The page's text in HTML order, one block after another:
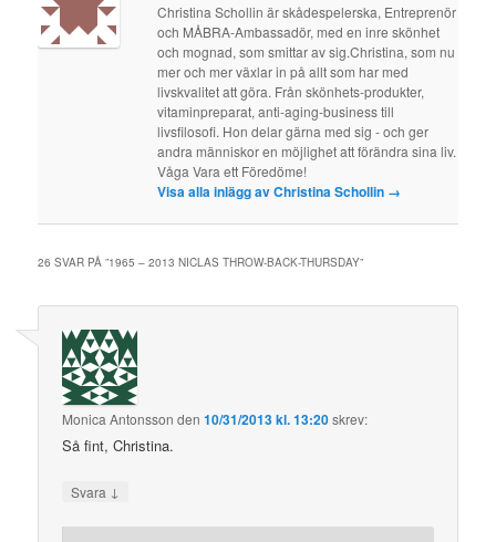
Christina Schollin är skådespelerska, Entreprenör
och MÅBRA-Ambassadör, med en inre skönhet
och mognad, som smittar av sig.Christina, som nu
mer och mer växlar in på allt som har med
livskvalitet att göra. Från skönhets-produkter,
vitaminpreparat, anti-aging-business till
livsfilosofi. Hon delar gärna med sig - och ger
andra människor en möjlighet att förändra sina liv.
Våga Vara ett Föredöme!
Visa alla inlägg av Christina Schollin →
26 SVAR PÅ ”1965 – 2013 NICLAS THROW-BACK-THURSDAY”
Monica Antonsson den10/31/2013 kl. 13:20skrev:
Så fint, Christina.
Svara ↓